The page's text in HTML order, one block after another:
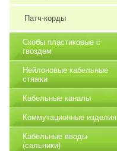
Патч-корды
Скобы пластиковые с
гвоздем
Нейлоновые кабельные
стяжки
Кабельные каналы
Коммутационные изделия
Кабельные вводы
(сальники)